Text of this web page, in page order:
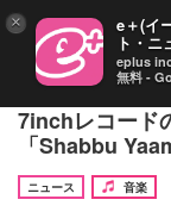
Wool & The
7inchレコード
「Shabbu
ニュース
音楽
× e＋(イ
ト・ニ
eplus
無料 -